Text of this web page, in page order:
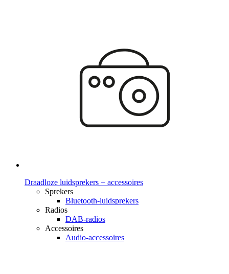
Draadloze luidsprekers + accessoires
Sprekers
Bluetooth-luidsprekers
Radios
DAB-radios
Accessoires
Audio-accessoires